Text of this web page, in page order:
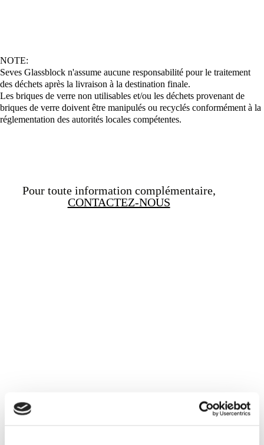
NOTE:
Seves Glassblock n'assume aucune responsabilité pour le traitement
des déchets après la livraison à la destination finale.
Les briques de verre non utilisables et/ou les déchets provenant de
briques de verre doivent être manipulés ou recyclés conformément à la
réglementation des autorités locales compétentes.
Pour toute information complémentaire,
CONTACTEZ-NOUS